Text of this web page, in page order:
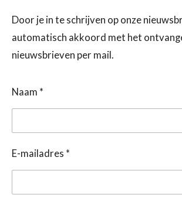
Door je in te schrijven op onze
automatisch akkoord met het
nieuwsbrieven per mail.
Naam *
E-mailadres *